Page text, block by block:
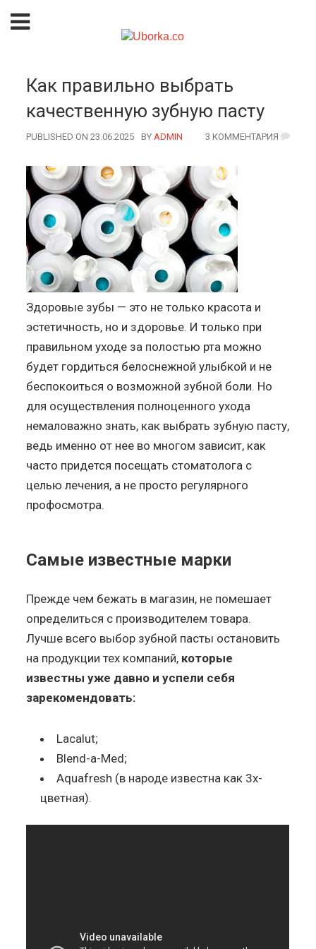
Как правильно выбрать
качественную зубную пасту
PUBLISHED ON 23.06.2025 BY AUTHOR
ADMIN 3 КОММЕНТАРИЯ
Здоровые зубы — это не только красота и
эстетичность, но и здоровье. И только при
правильном уходе за полостью рта можно
будет гордиться белоснежной улыбкой и не
беспокоиться о возможной зубной боли. Но
для осуществления полноценного ухода
немаловажно знать, как выбрать зубную пасту,
ведь именно от нее во многом зависит, как
часто придется посещать стоматолога с
целью лечения, а не просто регулярного
профосмотра.
Самые известные марки
Прежде чем бежать в магазин, не помешает
определиться с производителем товара.
Лучше всего выбор зубной пасты остановить
на продукции тех компаний, которые
известны уже давно и успели себя
зарекомендовать:
Lacalut;
Blend-a-Med;
Aquafresh (в народе известна как 3х-
цветная).